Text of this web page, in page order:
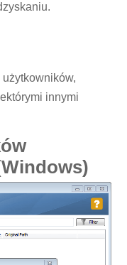
innymi